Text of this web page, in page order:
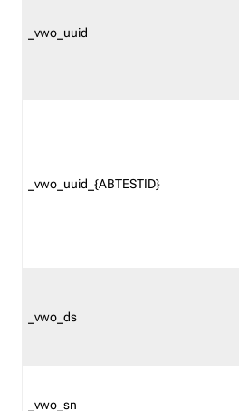
_vwo_uuid
_vwo_uuid_{ABTESTID}
_vwo_ds
_vwo_sn